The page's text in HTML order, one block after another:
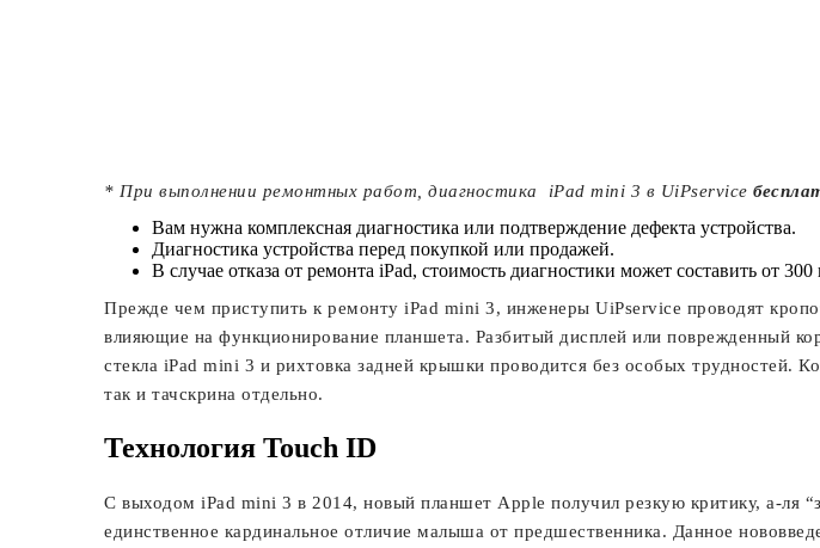
* При выполнении ремонтных работ, диагностика iPad mini 3 в UiPservice
Вам нужна комплексная диагностика или подтверждение дефекта устройства.
Диагностика устройства перед покупкой или продажей.
В случае отказа от ремонта iPad, стоимость диагностики может составить от 300
Прежде чем приступить к ремонту iPad mini 3, инженеры UiPservice проводят
влияющие на функционирование планшета. Разбитый дисплей или поврежденный
стекла iPad mini 3 и рихтовка задней крышки проводится без особых трудностей.
так и тачскрина отдельно.
Технология Touch ID
С выходом iPad mini 3 в 2014, новый планшет Apple получил резкую критику, а-ля
единственное кардинальное отличие малыша от предшественника. Данное